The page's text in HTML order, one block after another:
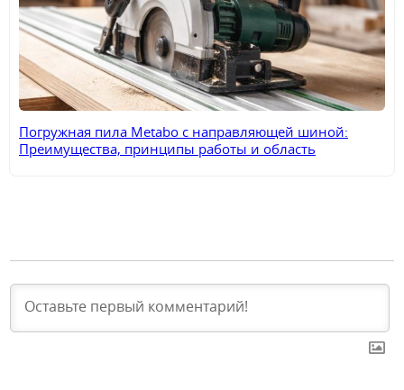
Погружная пила Metabo с направляющей шиной:
Преимущества, принципы работы и область